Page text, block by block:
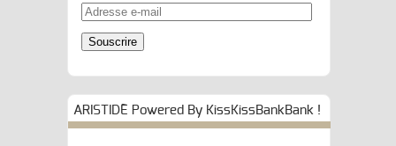
Adresse
e-
mail
Souscrire
ARISTIDE Powered By KissKissBankBank !